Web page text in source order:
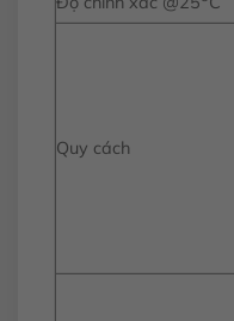
Quy cách